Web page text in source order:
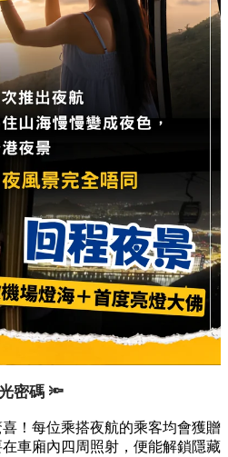
密碼 🔦
！每位乘搭夜航的乘客均會獲贈
車廂內四周照射，便能解鎖隱藏